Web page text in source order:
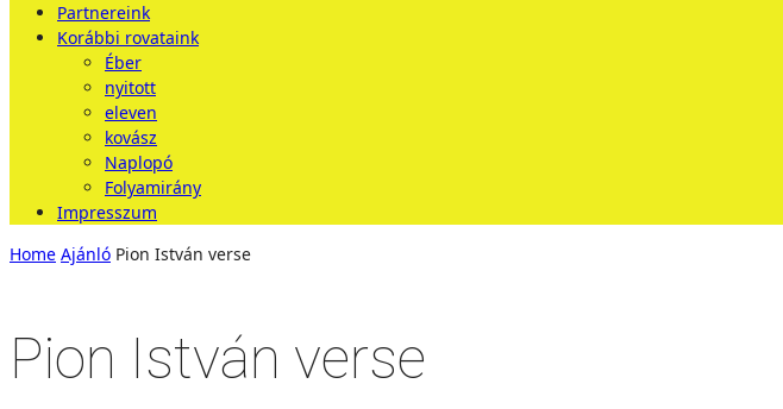
Partnereink
Korábbi rovataink
Éber
nyitott
eleven
kovász
Naplopó
Folyamirány
Impresszum
Home Ajánló Pion István verse
Pion István verse